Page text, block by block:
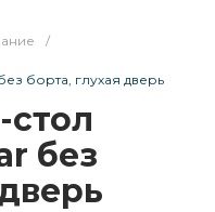
/
борта, глухая дверь
без